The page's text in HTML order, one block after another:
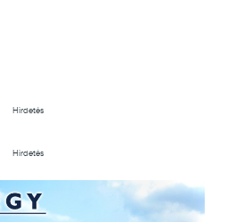
Hirdetés
Hirdetés